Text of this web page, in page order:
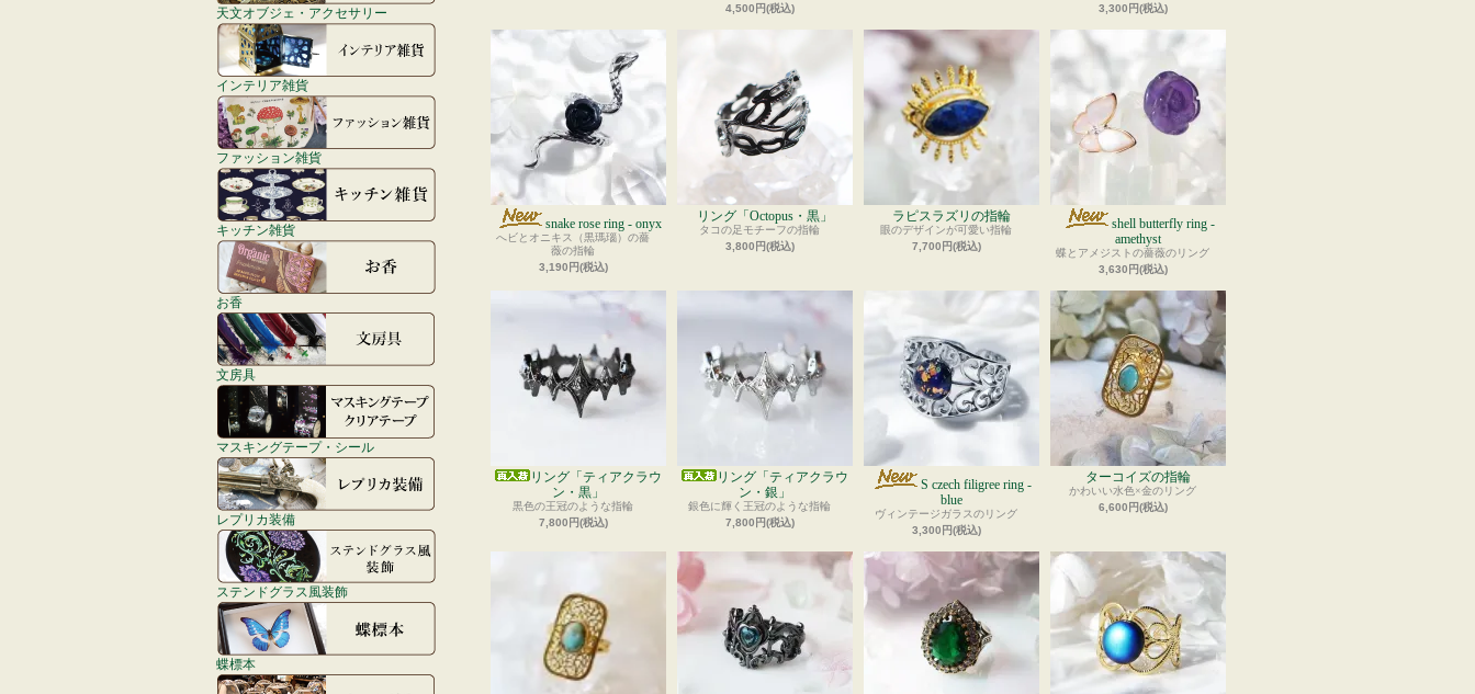
天文オブジェ・アクセサリー
インテリア雑貨
ファッション雑貨
キッチン雑貨
お香
文房具
マスキングテープ・シール
レプリカ装備
ステンドグラス風装飾
蝶標本
4,500円(税込)
3,300円(税込)
snake rose ring - onyx
へビとオニキス（黒瑪瑙）の薔
薇の指輪
3,190円(税込)
リング「Octopus・黒」
タコの足モチーフの指輪
3,800円(税込)
ラピスラズリの指輪
眼のデザインが可愛い指輪
7,700円(税込)
shell butterfly ring -
amethyst
蝶とアメジストの薔薇のリング
3,630円(税込)
リング「ティアクラウ
ン・黒」
黒色の王冠のような指輪
7,800円(税込)
リング「ティアクラウ
ン・銀」
銀色に輝く王冠のような指輪
7,800円(税込)
S czech filigree ring -
blue
ヴィンテージガラスのリング
3,300円(税込)
ターコイズの指輪
かわいい水色×金のリング
6,600円(税込)